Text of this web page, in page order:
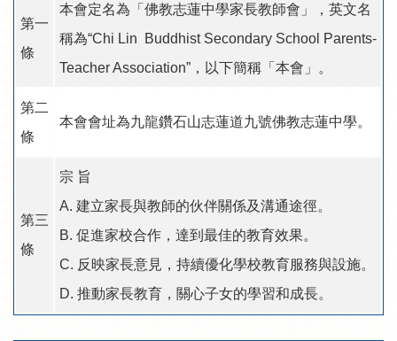
第一
條
本會定名為「佛教志蓮中學家長教師會」，英文名
稱為“Chi Lin Buddhist Secondary School Parents-
Teacher Association”，以下簡稱「本會」。
第二
條
本會會址為九龍鑽石山志蓮道九號佛教志蓮中學。
第三
條
宗 旨
A. 建立家長與教師的伙伴關係及溝通途徑。
B. 促進家校合作，達到最佳的教育效果。
C. 反映家長意見，持續優化學校教育服務與設施。
D. 推動家長教育，關心子女的學習和成長。